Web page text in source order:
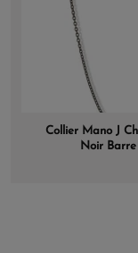
Collier Mano J
Noir